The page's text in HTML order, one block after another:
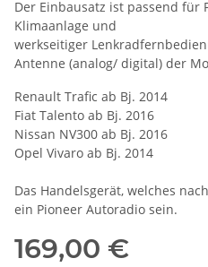
Der Einbausatz ist passend für
Klimaanlage und
werkseitiger
Antenne (analog/ digital) der
Renault Trafic ab Bj. 2014
Fiat Talento ab Bj. 2016
Nissan NV300 ab Bj. 2016
Opel Vivaro ab Bj. 2014
Das Handelsgerät, welches
ein Pioneer Autoradio sein.
169,00 €